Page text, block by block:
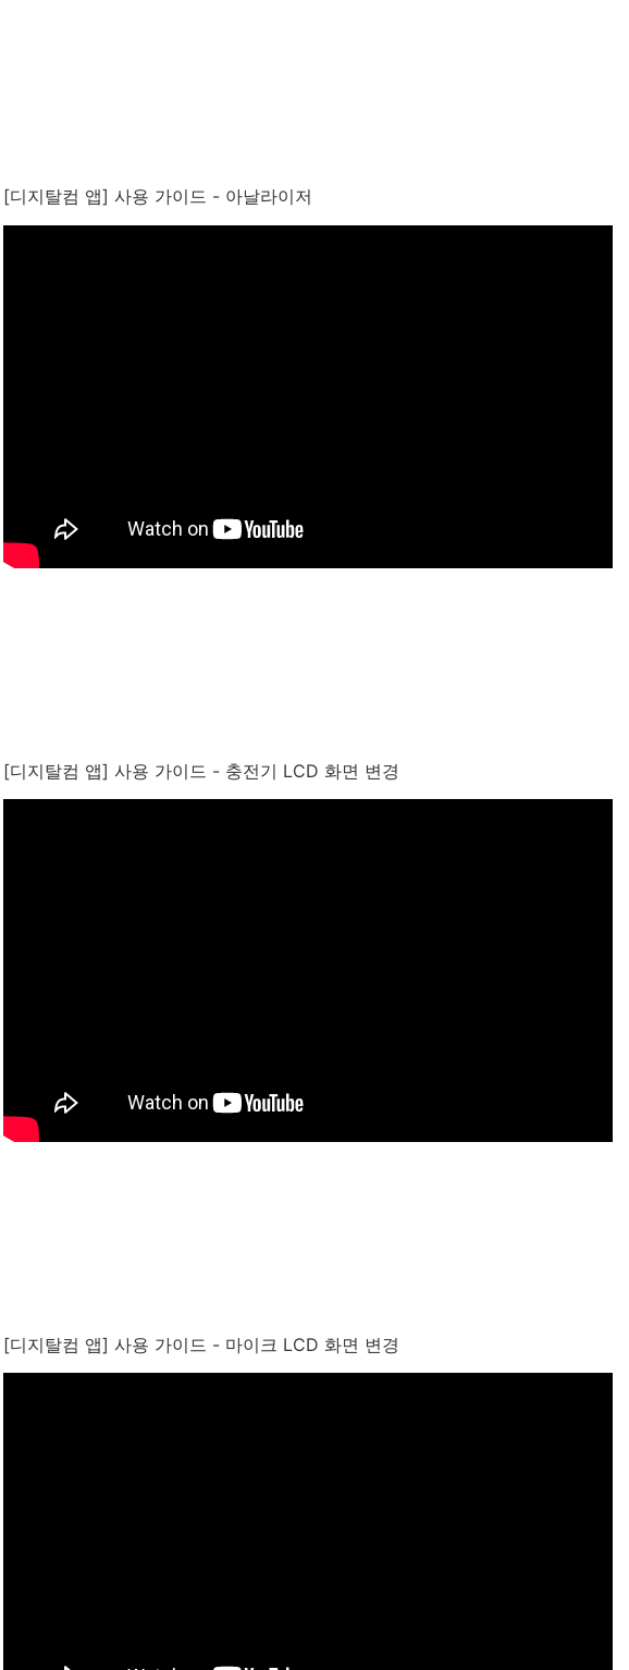
[디지탈컴 앱] 사용 가이드 - 아날라이저
[디지탈컴 앱] 사용 가이드 - 충전기 LCD 화면 변경
[디지탈컴 앱] 사용 가이드 - 마이크 LCD 화면 변경